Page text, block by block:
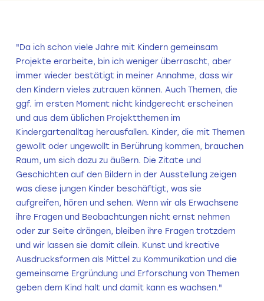
"Da ich schon viele Jahre mit Kindern gemeinsam
Projekte erarbeite, bin ich weniger überrascht, aber
immer wieder bestätigt in meiner Annahme, dass wir
den Kindern vieles zutrauen können. Auch Themen, die
ggf. im ersten Moment nicht kindgerecht erscheinen
und aus dem üblichen Projektthemen im
Kindergartenalltag herausfallen. Kinder, die mit Themen
gewollt oder ungewollt in Berührung kommen, brauchen
Raum, um sich dazu zu äußern. Die Zitate und
Geschichten auf den Bildern in der Ausstellung zeigen
was diese jungen Kinder beschäftigt, was sie
aufgreifen, hören und sehen. Wenn wir als Erwachsene
ihre Fragen und Beobachtungen nicht ernst nehmen
oder zur Seite drängen, bleiben ihre Fragen trotzdem
und wir lassen sie damit allein. Kunst und kreative
Ausdrucksformen als Mittel zu Kommunikation und die
gemeinsame Ergründung und Erforschung von Themen
geben dem Kind halt und damit kann es wachsen."